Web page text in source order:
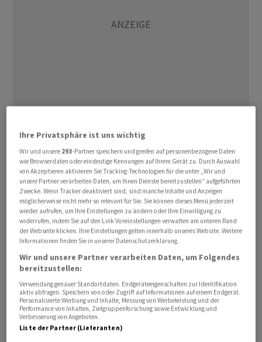
Von den bis Ende der Übergangsfrist, also Ende 2022,
eingegangenen 1699 Bewilligungsgesuchen sowie den
50 Gesuchen im laufenden Jahr für Firmen, die neu in
den Markt eintreten, hat die Finma damit insgesamt 950
bewilligt, das heisst etwas mehr als die Hälfte.
Die Vermögenverwalter und Trustees brauchen seit
dem Inkrafttreten des Finanzinstitutsgesetzes am 1.
Januar 2020 eine Finma-Bewilligung. Die Übergangsfrist
von drei Jahren für bestehende Vermögensverwalter
Da zahlreiche Gesuche erst am Ende der Übergangsfrist
eingereicht wurden, sind noch viele von ihnen hängig.
Die Bearbeitung dieser grossen Menge von Gesuchen
Ihre Privatsphäre ist uns wichtig
Wir und unsere 293-Partner speichern und greifen auf personenbezogene Daten
wie Browserdaten oder eindeutige Kennungen auf Ihrem Gerät zu. Durch Auswahl
von Akzeptieren aktivieren Sie Tracking-Technologien für die unter „Wir und
unsere Partner verarbeiten Daten, um Ihnen Dienste bereitzustellen“ aufgeführten
Zwecke. Wenn Tracker deaktiviert sind, sind manche Inhalte und Anzeigen
möglicherweise nicht mehr so relevant für Sie. Sie können dieses Menü jederzeit
wieder aufrufen, um Ihre Einstellungen zu ändern oder Ihre Einwilligung zu
widerrufen, indem Sie auf den Link Voreinstellungen verwalten am unteren Rand
der Webseite klicken. Ihre Einstellungen gelten innerhalb unseres Website. Weitere
Informationen finden Sie in unserer Datenschutzerklärung.
Wir und unsere Partner verarbeiten Daten, um Folgendes
bereitzustellen:
Verwendung genauer Standortdaten. Endgeräteeigenschaften zur Identifikation
aktiv abfragen. Speichern von oder Zugriff auf Informationen auf einem Endgerät.
Personalisierte Werbung und Inhalte, Messung von Werbeleistung und der
Performance von Inhalten, Zielgruppenforschung sowie Entwicklung und
Verbesserung von Angeboten.
Liste der Partner (Lieferanten)